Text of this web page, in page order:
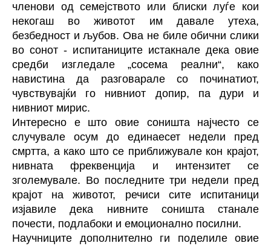
членови од семејството или блиски луѓе кои
некогаш во животот им давале утеха,
безбедност и љубов. Ова не биле обични слики
во сонот - испитаниците истакнале дека овие
средби изгледале „сосема реални“, како
навистина да разговарале со починатиот,
чувствувајќи го нивниот допир, па дури и
нивниот мирис.
Интересно е што овие соништа најчесто се
случувале осум до единаесет недели пред
смртта, а како што се приближувале кон крајот,
нивната фреквенција и интензитет се
зголемувале. Во последните три недели пред
крајот на животот, речиси сите испитаници
изјавиле дека нивните соништа станале
почести, подлабоки и емоционално посилни.
Научниците дополнително ги поделиле овие